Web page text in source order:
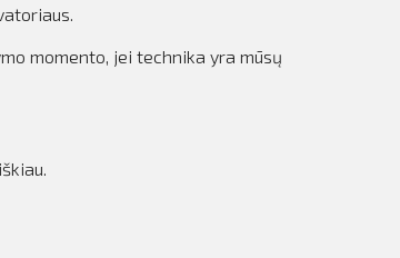
momento, jei technika yra mūsų